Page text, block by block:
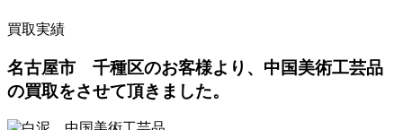
買取実績
名古屋市 千種区のお客様より、中国美術工芸品
の買取をさせて頂きました。